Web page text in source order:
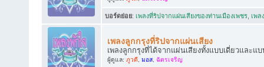
บอร์ดย่อย: เพลงที่ริปจากแผ่นเสียงของท่านเมืองเพชร เพล
เพลงลูกกรุงที่ริปจากแผ่นเสียง
เพลงลูกกรุงที่ได้จากแผ่นเสียงทั้งแบบเดี่ยวและแ
ผู้ดูแล: ภูวดี, มอส, ฉัตรเจริญ